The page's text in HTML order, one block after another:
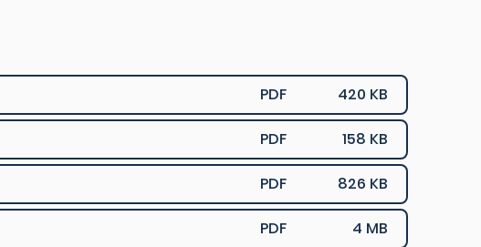
PDF 420 KB
PDF 158 KB
PDF 826 KB
PDF 4 MB